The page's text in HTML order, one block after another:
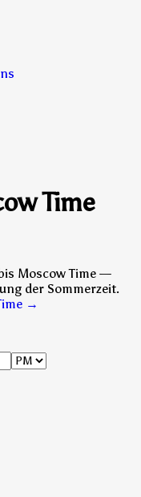
Time
Moscow Time —
der Sommerzeit.
→